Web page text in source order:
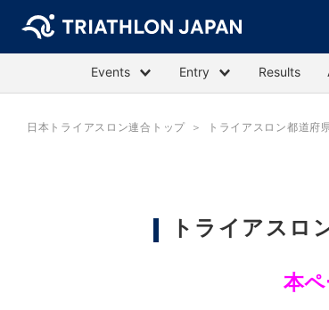
Events Entry Results
日本トライアスロン連合トップ トライアスロン都道府
トライアスロ
本